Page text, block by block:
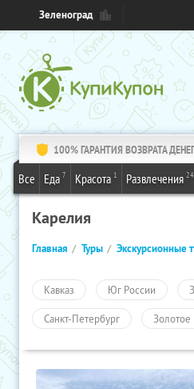
Зеленоград
100% ГАРАНТИЯ ВОЗВРАТА ДЕНЕГ
Все Еда 7 Красота 1 Развлечения 24
Карелия
Главная Туры Экскурсионные
Кавказ Юг России
Санкт-Петербург Золотое